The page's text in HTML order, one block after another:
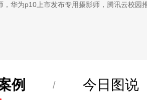
，华为p10上市发布专用摄影师，腾讯云校园
例 / 今日图说